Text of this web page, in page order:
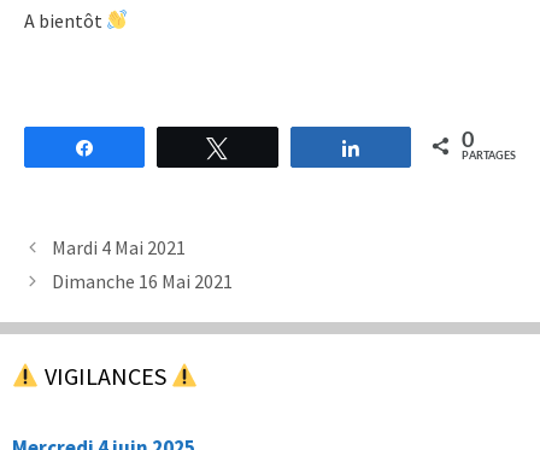
A bientôt
Partagez 0
PARTAGES
Mardi 4 Mai 2021
Dimanche 16 Mai 2021
VIGILANCES